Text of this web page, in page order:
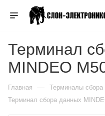
Терминал
MINDEO
Главная — Терминалы
Терминал сбора данных